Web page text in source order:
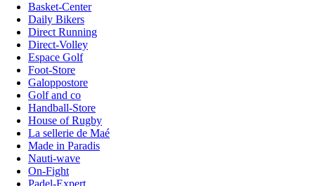
Basket-Center
Daily Bikers
Direct Running
Direct-Volley
Espace Golf
Foot-Store
Galoppostore
Golf and co
Handball-Store
House of Rugby
La sellerie de Maé
Made in Paradis
Nauti-wave
On-Fight
Padel-Expert